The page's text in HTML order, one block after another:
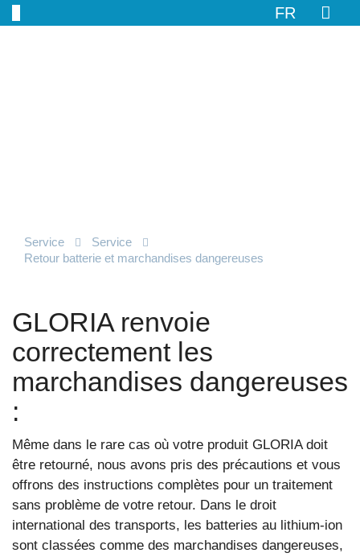
FR
Service
Service
Retour batterie et marchandises dangereuses
GLORIA renvoie
correctement les
marchandises dangereuses
:
Même dans le rare cas où votre produit GLORIA doit
être retourné, nous avons pris des précautions et vous
offrons des instructions complètes pour un traitement
sans problème de votre retour. Dans le droit
international des transports, les batteries au lithium-ion
sont classées comme des marchandises dangereuses,